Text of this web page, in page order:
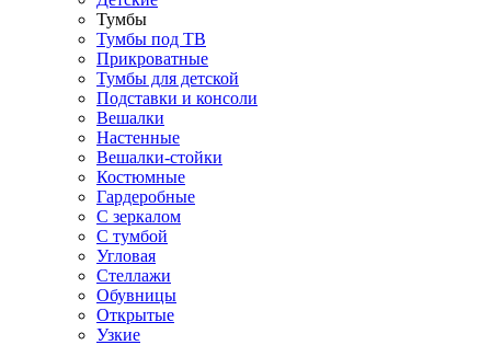
Тумбы
Тумбы под ТВ
Прикроватные
Тумбы для детской
Подставки и консоли
Вешалки
Настенные
Вешалки-стойки
Костюмные
Гардеробные
С зеркалом
С тумбой
Угловая
Стеллажи
Обувницы
Открытые
Узкие